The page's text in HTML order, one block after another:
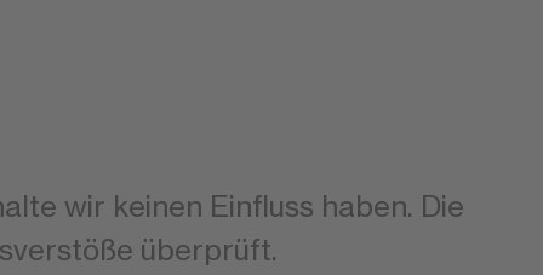
wir keinen Einfluss haben. Die
überprüft.